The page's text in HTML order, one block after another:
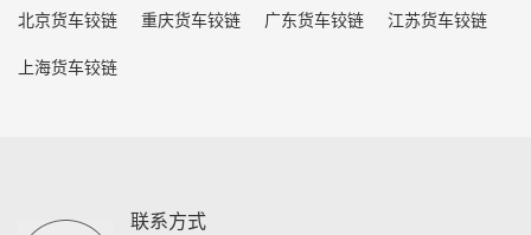
北京货车铰链 重庆货车铰链 广东货车铰链
江苏货车铰链
上海货车铰链
联系方式